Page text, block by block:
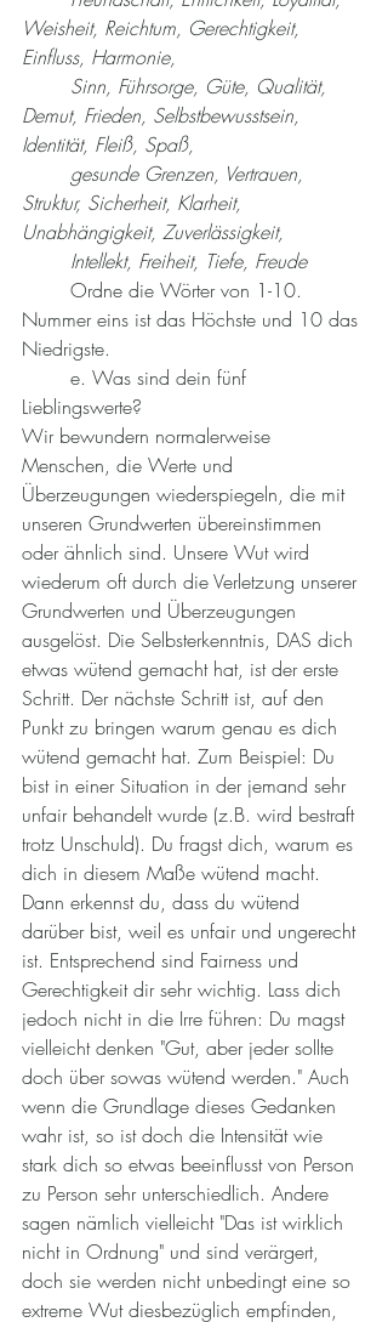
Weisheit, Reichtum, Gerechtigkeit,
Einfluss, Harmonie,
Sinn, Führsorge, Güte, Qualität,
Demut, Frieden, Selbstbewusstsein,
Identität, Fleiß, Spaß,
gesunde Grenzen, Vertrauen,
Struktur, Sicherheit, Klarheit,
Unabhängigkeit, Zuverlässigkeit,
	Intellekt, Freiheit, Tiefe, Freude
Ordne die Wörter von 1-10.
Nummer eins ist das Höchste und 10 das
Niedrigste.
Lieblingswerte?
Wir bewundern normalerweise
Menschen, die Werte und
Überzeugungen wiederspiegeln, die mit
unseren Grundwerten übereinstimmen
oder ähnlich sind. Unsere Wut wird
wiederum oft durch die Verletzung unserer
Grundwerten und Überzeugungen
ausgelöst. Die Selbsterkenntnis, DAS dich
etwas wütend gemacht hat, ist der erste
Schritt. Der nächste Schritt ist, auf den
Punkt zu bringen warum genau es dich
wütend gemacht hat. Zum Beispiel: Du
bist in einer Situation in der jemand sehr
unfair behandelt wurde (z.B. wird bestraft
trotz Unschuld). Du fragst dich, warum es
dich in diesem Maße wütend macht.
Dann erkennst du, dass du wütend
darüber bist, weil es unfair und ungerecht
ist. Entsprechend sind Fairness und
Gerechtigkeit dir sehr wichtig. Lass dich
jedoch nicht in die Irre führen: Du magst
vielleicht denken "Gut, aber jeder sollte
doch über sowas wütend werden." Auch
wenn die Grundlage dieses Gedanken
wahr ist, so ist doch die Intensität wie
stark dich so etwas beeinflusst von Person
zu Person sehr unterschiedlich. Andere
sagen nämlich vielleicht "Das ist wirklich
nicht in Ordnung" und sind verärgert,
doch sie werden nicht unbedingt eine so
extreme Wut diesbezüglich empfinden,